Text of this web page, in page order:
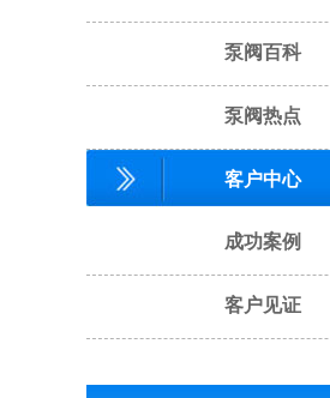
泵阀百科
泵阀热点
客户中心
成功案例
客户见证